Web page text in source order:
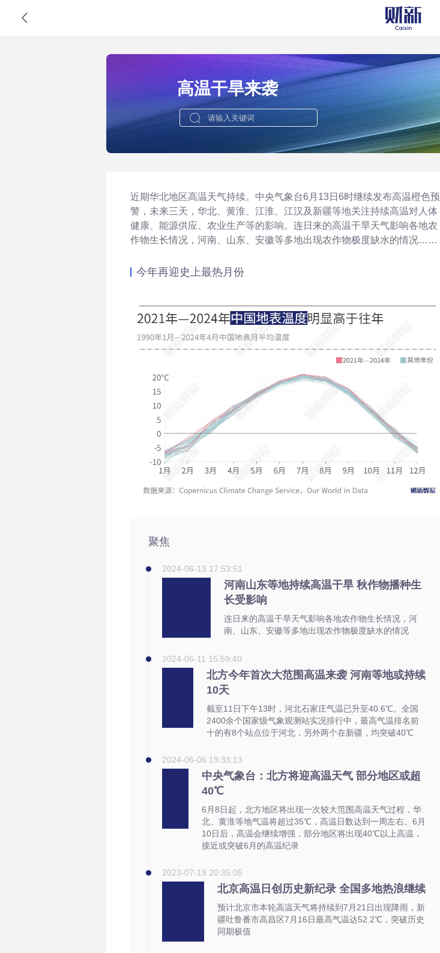
高温干旱来袭
近期华北地区高温天气持续。中央气象台6月13日6时继续发布高温橙色预
警，未来三天，华北、黄淮、江淮、江汉及新疆等地关注持续高温对人体
健康、能源供应、农业生产等的影响。连日来的高温干旱天气影响各地农
作物生长情况，河南、山东、安徽等多地出现农作物极度缺水的情况……
今年再迎史上最热月份
聚焦
2024-06-13 17:53:51
河南山东等地持续高温干旱 秋作物播种生
长受影响
连日来的高温干旱天气影响各地农作物生长情况，河
南、山东、安徽等多地出现农作物极度缺水的情况
2024-06-11 15:59:40
北方今年首次大范围高温来袭 河南等地或持续
10天
截至11日下午13时，河北石家庄气温已升至40.6℃。全国
2400余个国家级气象观测站实况排行中，最高气温排名前
十的有8个站点位于河北，另外两个在新疆，均突破40℃
2024-06-06 19:33:13
中央气象台：北方将迎高温天气 部分地区或超
40℃
6月8日起，北方地区将出现一次较大范围高温天气过程，华
北、黄淮等地气温将超过35℃，高温日数达到一周左右。6月
10日后，高温会继续增强，部分地区将出现40℃以上高温，
接近或突破6月的高温纪录
2023-07-19 20:35:05
北京高温日创历史新纪录 全国多地热浪继续
预计北京市本轮高温天气将持续到7月21日出现降雨，新
疆吐鲁番市高昌区7月16日最高气温达52.2℃，突破历史
同期极值